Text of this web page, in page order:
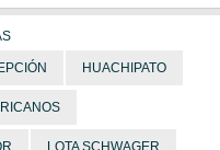
HUACHIPATO
LOTA SCHWAGER